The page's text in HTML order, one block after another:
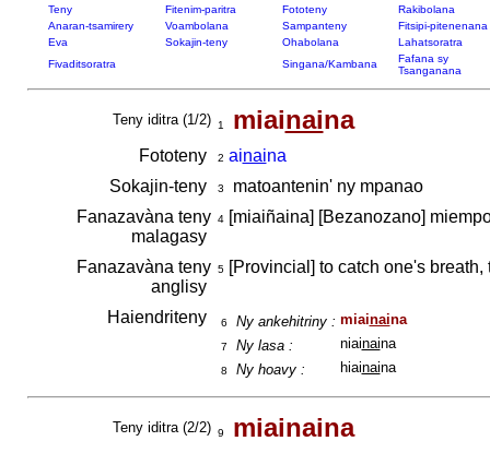
Teny Fitenim-paritra Fototeny
Rakibolana
Anaran-tsamirery
Voambolana Sampanteny
Fitsipi-pitenenana
Eva
Sokajin-teny Ohabolana
Lahatsoratra
Fivaditsoratra
Singana/Kambana
Fafana sy
Tsanganana
Teny iditra (1/2) 1 miainaina
Fototeny 2 ainaina
Sokajin-teny
3
matoantenin' ny mpanao
Fanazavàna teny
malagasy
4[miaiñaina] [Bezanozano]
Fanazavàna teny
anglisy
5[Provincial] to catch one's breath,
Haiendriteny 6 Ny ankehitriny : miainaina
7 Ny lasa : niainaina
8 Ny hoavy : hiainaina
Teny iditra (2/2) 9 miainaina